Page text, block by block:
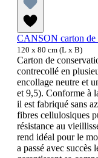
CANSON carton de
120 x 80 cm (L x B)
Carton de
contrecollé en
encollage neutre et
et 9,5). Conforme à
il est fabriqué sans
fibres cellulosiques
résistance au
rend idéal pour le
a passé avec